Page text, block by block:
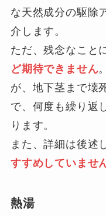
な天然成分の駆除
介します。
ただ、残念なこと
ど期待できません
が、地下茎まで壊
で、何度も繰り返
ります。
また、詳細は後述
すすめしていませ
熱湯